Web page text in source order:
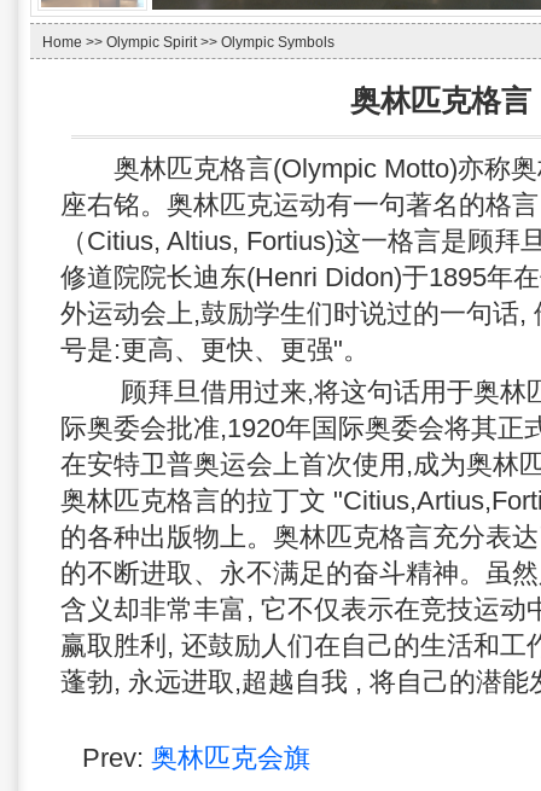
Home >> Olympic Spirit>> Olympic Symbols
奥林匹克格言
奥林匹克格言(Olympic Motto)亦称奥
座右铭。奥林匹克运动有一句著名的格
（Citius, Altius, Fortius)这一格言是顾拜
修道院院长迪东(Henri Didon)于1895年
外运动会上,鼓励学生们时说过的一句话,
号是:更高、更快、更强"。
顾拜旦借用过来,将这句话用于奥林
际奥委会批准,1920年国际奥委会将其正
在安特卫普奥运会上首次使用,成为奥林
奥林匹克格言的拉丁文
的各种出版物上。奥林匹克格言充分表
的不断进取、永不满足的奋斗精神。虽
含义却非常丰富, 它不仅表示在竞技运动
赢取胜利, 还鼓励人们在自己的生活和工
蓬勃, 永远进取,超越自我 , 将自己的潜能
Prev: 奥林匹克会旗